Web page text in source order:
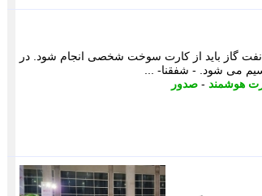
در حوزه بنزین و 95 درصد در حوزه نفت گاز باید از کارت سوخت شخصی انجام شود. در
می شود. - شفقنا- ...
هوشمند - صدور